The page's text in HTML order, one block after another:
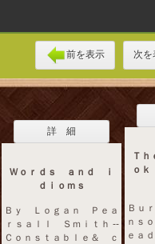
前を表示 次を
詳 細
Ｗｏｒｄｓ ａｎｄ ｉ
ｄｉｏｍｓ
Ｂｙ Ｌｏｇａｎ Ｐｅａ
ｒｓａｌｌ Ｓｍｉｔｈ --
Ｃｏｎｓｔａｂｌｅ＆ ｃ
Ｔ
ｏ
Ｂｕ
ｎｓ
ｅａ